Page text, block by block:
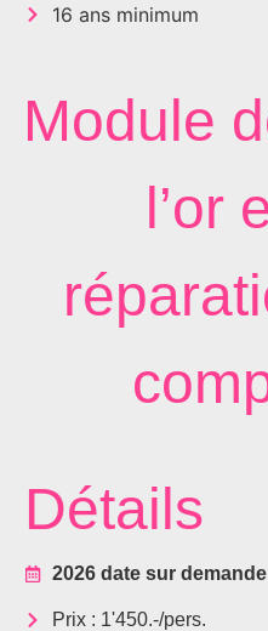
16 ans minimum
Module
l’or
Détails
2026 date sur demande
Prix : 1'450.-/pers.